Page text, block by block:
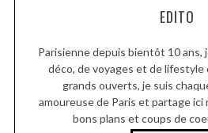
EDITO
Parisienne depuis bientôt 10 ans,
déco, de voyages et de lifestyle
grands ouverts, je suis
amoureuse de Paris et partage ici
bons plans et coups de